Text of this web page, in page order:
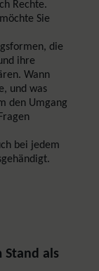
Rechte.
Sie
die
ihre
Wann
und was
den Umgang
bei jedem
Stand als